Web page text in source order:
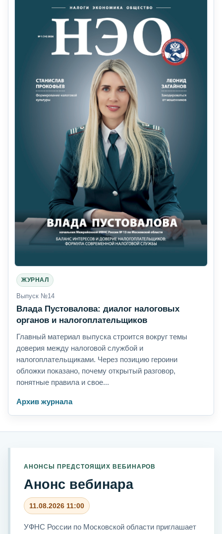
ЖУРНАЛ
Выпуск №14
Влада Пустовалова: диалог налоговых
органов и налогоплательщиков
Главный материал выпуска строится вокруг темы
доверия между налоговой службой и
налогоплательщиками. Через позицию героини
обложки показано, почему открытый разговор,
понятные правила и свое...
Архив журнала
АНОНСЫ ПРЕДСТОЯЩИХ ВЕБИНАРОВ
Анонс вебинара
11.08.2026 11:00
УФНС России по Московской области приглашает